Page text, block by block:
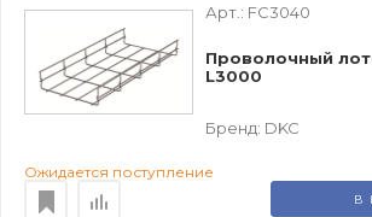
Арт.: FC3040
Проволочный
L3000
Бренд: DKC
Ожидается поступление
В